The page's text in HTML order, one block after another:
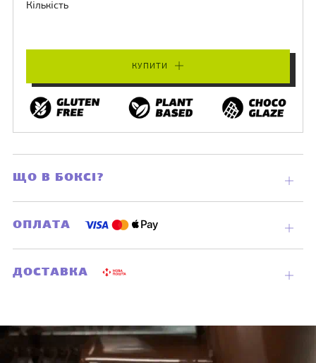
Кількість
КУПИТИ
ЩО В БОКСІ?
ОПЛАТА
ДОСТАВКА